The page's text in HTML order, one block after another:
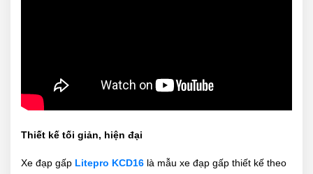
Thiết kế tối giản, hiện đại
Xe đạp gấp Litepro KCD16 là mẫu xe đạp gấp thiết kế theo